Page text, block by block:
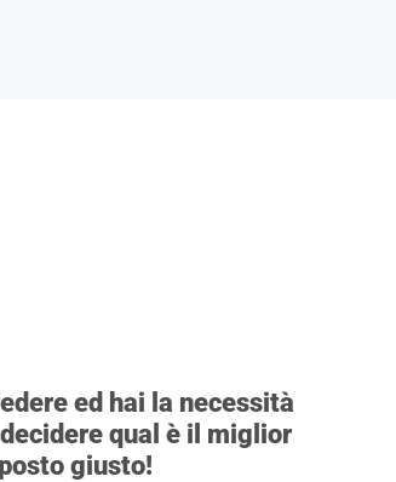
ed hai la necessità
qual è il miglior
giusto!